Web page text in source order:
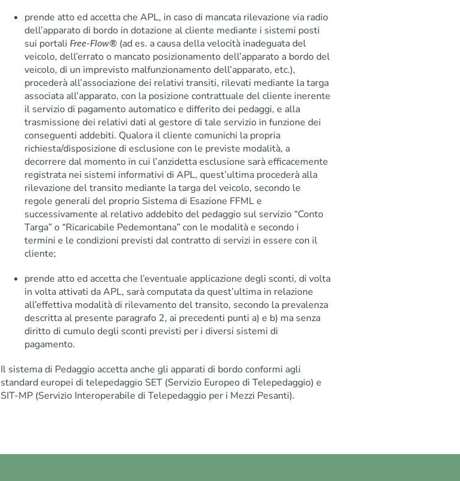
prende atto ed accetta che APL, in caso di mancata rilevazione via radio
dell’apparato di bordo in dotazione al cliente mediante i sistemi posti
sui portaliFree-Flow® (ad es. a causa della velocità inadeguata del
veicolo, dell’errato o mancato posizionamento dell’apparato a bordo del
veicolo, di un imprevisto malfunzionamento dell’apparato, etc.),
procederà all’associazione dei relativi transiti, rilevati mediante la targa
associata all’apparato, con la posizione contrattuale del cliente inerente
il servizio di pagamento automatico e differito dei pedaggi, e alla
trasmissione dei relativi dati al gestore di tale servizio in funzione dei
conseguenti addebiti. Qualora il cliente comunichi la propria
richiesta/disposizione di esclusione con le previste modalità, a
decorrere dal momento in cui l’anzidetta esclusione sarà efficacemente
registrata nei sistemi informativi di APL, quest’ultima procederà alla
rilevazione del transito mediante la targa del veicolo, secondo le
regole generali del proprio Sistema di Esazione FFML e
successivamente al relativo addebito del pedaggio sul servizio “Conto
Targa” o “Ricaricabile Pedemontana” con le modalità e secondo i
termini e le condizioni previsti dal contratto di servizi in essere con il
cliente;
prende atto ed accetta che l’eventuale applicazione degli sconti, di volta
in volta attivati da APL, sarà computata da quest’ultima in relazione
all’effettiva modalità di rilevamento del transito, secondo la prevalenza
descritta al presente paragrafo 2, ai precedenti punti a) e b) ma senza
diritto di cumulo degli sconti previsti per i diversi sistemi di
pagamento.
Il sistema di Pedaggio accetta anche gli apparati di bordo conformi agli
standard europei di telepedaggio SET (Servizio Europeo di Telepedaggio) e
SIT-MP (Servizio Interoperabile di Telepedaggio per i Mezzi Pesanti).